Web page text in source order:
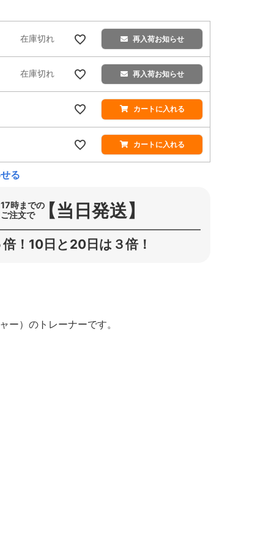
在庫切れ 再入荷お知らせ
在庫切れ 再入荷お知らせ
カートに入れる
カートに入れる
る
17時までの
ご注文で 【当日発送】
！10日と20日は３倍！
ー）のトレーナーです。